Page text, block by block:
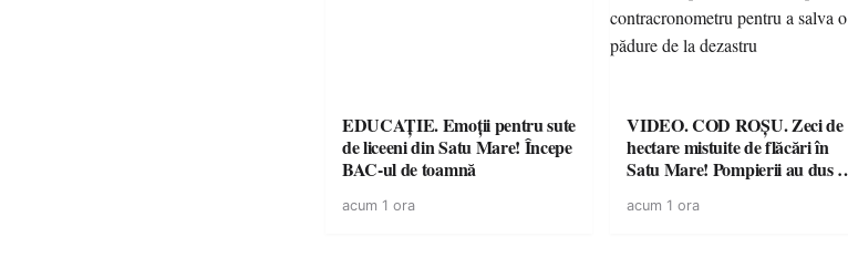
EDUCAȚIE. Emoții pentru sute
de liceeni din Satu Mare! Începe
BAC-ul de toamnă
acum 1 ora
VIDEO. COD ROȘU. Zeci de
hectare mistuite de flăcări în
Satu Mare! Pompierii au dus o
a salva o pădure de la dezastru
acum 1 ora